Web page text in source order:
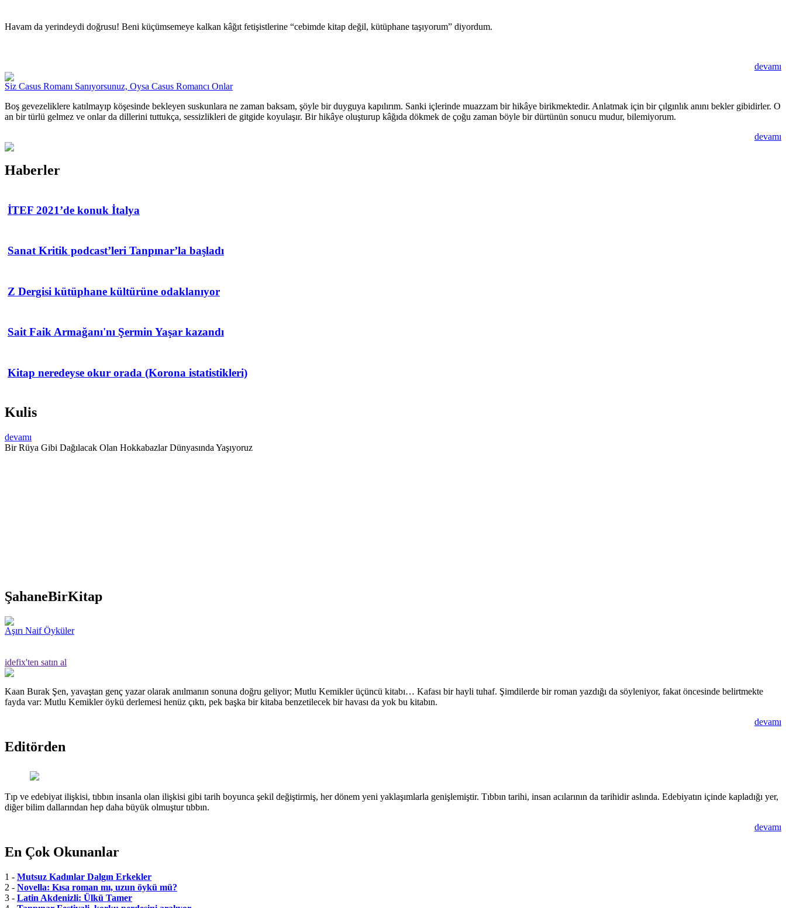
Havam da yerindeydi doğrusu! Beni küçümsemeye kalkan kâğıt fetişistlerine “cebimde kitap değil, kütüphane taşıyorum” diyordum.
devamı
Siz Casus Romanı Sanıyorsunuz, Oysa Casus Romancı Onlar
Boş gevezeliklere katılmayıp köşesinde bekleyen suskunlara ne zaman baksam, şöyle bir duyguya kapılırım. Sanki içlerinde muazzam bir hikâye birikmektedir. Anlatmak için bir çılgınlık anını bekler gibidirler. O
an bir türlü gelmez ve onlar da dillerini tuttukça, sessizlikleri de gitgide koyulaşır. Bir hikâye oluşturup kâğıda dökmek de çoğu zaman böyle bir dürtünün sonucu mudur, bilemiyorum.
devamı
Haberler
İTEF 2021’de konuk İtalya
Sanat Kritik podcast’leri Tanpınar’la başladı
Z Dergisi kütüphane kültürüne odaklanıyor
Sait Faik Armağanı'nı Şermin Yaşar kazandı
Kitap neredeyse okur orada (Korona istatistikleri)
Kulis
devamı
Bir Rüya Gibi Dağılacak Olan Hokkabazlar Dünyasında Yaşıyoruz
ŞahaneBirKitap
Aşırı Naif Öyküler
idefix'ten satın al
Kaan Burak Şen, yavaştan genç yazar olarak anılmanın sonuna doğru geliyor; Mutlu Kemikler üçüncü kitabı… Kafası bir hayli tuhaf. Şimdilerde bir roman yazdığı da söyleniyor, fakat öncesinde belirtmekte
fayda var: Mutlu Kemikler öykü derlemesi henüz çıktı, pek başka bir kitaba benzetilecek bir havası da yok bu kitabın.
devamı
Editörden
Tıp ve edebiyat ilişkisi, tıbbın insanla olan ilişkisi gibi tarih boyunca şekil değiştirmiş, her dönem yeni yaklaşımlarla genişlemiştir. Tıbbın tarihi, insan acılarının da tarihidir aslında. Edebiyatın içinde kapladığı yer,
diğer bilim dallarından hep daha büyük olmuştur tıbbın.
devamı
En Çok Okunanlar
1 - Mutsuz Kadınlar Dalgın Erkekler
2 - Novella: Kısa roman mı, uzun öykü mü?
3 - Latin Akdenizli: Ülkü Tamer